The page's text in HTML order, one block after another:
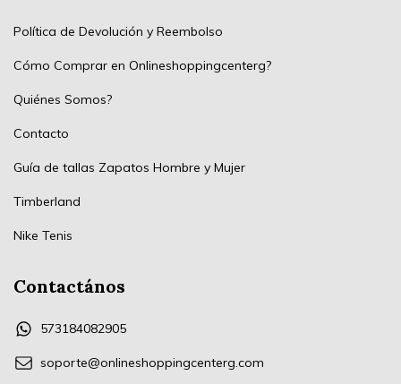
Política de Devolución y Reembolso
Cómo Comprar en Onlineshoppingcenterg?
Quiénes Somos?
Contacto
Guía de tallas Zapatos Hombre y Mujer
Timberland
Nike Tenis
Contactános
573184082905
soporte@onlineshoppingcenterg.com